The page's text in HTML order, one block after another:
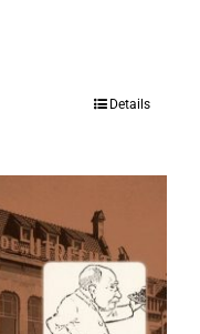
Details